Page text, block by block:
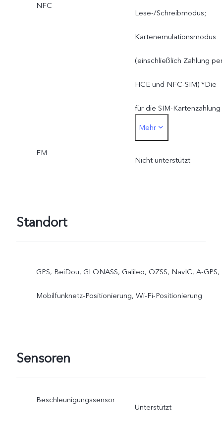
NFC
Lese-/Schreibmodus;
Kartenemulationsmodus
(einschließlich Zahlung
HCE und NFC-SIM) *Die
für die SIM-Kartenzahlung
verwendete SIM-Karte
muss in den SIM1-
Mehr
FM
Nicht unterstützt
Standort
GPS, BeiDou, GLONASS, Galileo, QZSS, NavIC, A-GPS,
Mobilfunknetz-Positionierung, Wi-Fi-Positionierung
Sensoren
Beschleunigungssensor
Unterstützt